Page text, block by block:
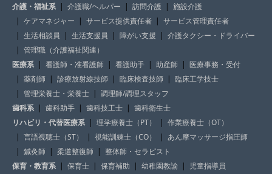
介護・福祉系
介護職/ヘルパー 訪問介護
施設介護
ケアマネジャー
サービス提供責任者
サービス管理責任者
生活相談員
生活支援員 障がい支援
介護タクシー・ドライバー
管理職（介護福祉関連）
医療系
看護師・准看護師 看護助手 助産師
医療事務・受付
薬剤師
診療放射線技師 臨床検査技師
臨床工学技士
管理栄養士・栄養士
調理師/調理スタッフ
歯科系
歯科助手 歯科技工士
歯科衛生士
リハビリ・代替医療系
理学療養士（PT）
作業療養士（OT）
言語視聴士（ST）
視能訓練士（CO）
あん摩マッサージ指圧師
鍼灸師
柔道整復師
整体師・セラピスト
保育・教育系
保育士 保育補助 幼稚園教諭
児童指導員